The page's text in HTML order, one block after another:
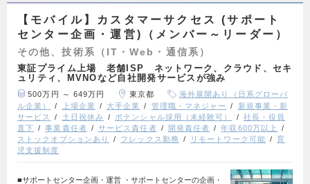
【モバイル】カスタマーサクセス (サポート
センター企画・運営)（メンバー～リーダー）
その他、技術系（IT・Web・通信系）
東証プライム上場 老舗ISP ネットワーク、クラウド、セキ
ュリティ、MVNOなど自社開発サービスが強み
500万円 ～ 649万円 東京都
海外展開あり（日系グローバ
ル企業）
上場企業 大手企業 管理職・マネジャー
新規事業・新
サービス
土日祝休み ポテンシャル採用（未経験可）
社長・役員
直下
事業責任者 サービス責任者 開発責任者
年収600万以上
ストックオプションあり
フレックス勤務 リモートワーク可能
育
児支援制度
■サポートセンター企画・運営 ・サポートセンターの企画・